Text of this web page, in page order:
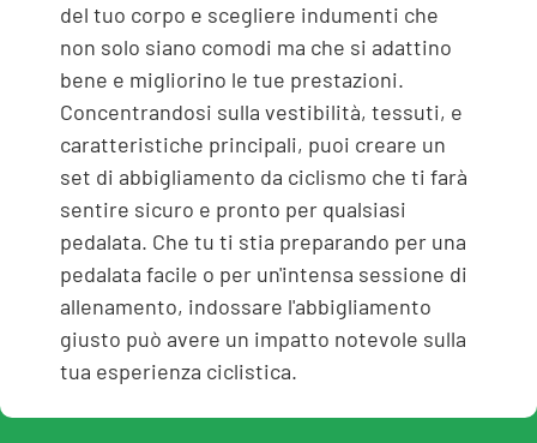
del tuo corpo e scegliere indumenti che
non solo siano comodi ma che si adattino
bene e migliorino le tue prestazioni.
Concentrandosi sulla vestibilità, tessuti, e
caratteristiche principali, puoi creare un
set di abbigliamento da ciclismo che ti farà
sentire sicuro e pronto per qualsiasi
pedalata. Che tu ti stia preparando per una
pedalata facile o per un'intensa sessione di
allenamento, indossare l'abbigliamento
giusto può avere un impatto notevole sulla
tua esperienza ciclistica.